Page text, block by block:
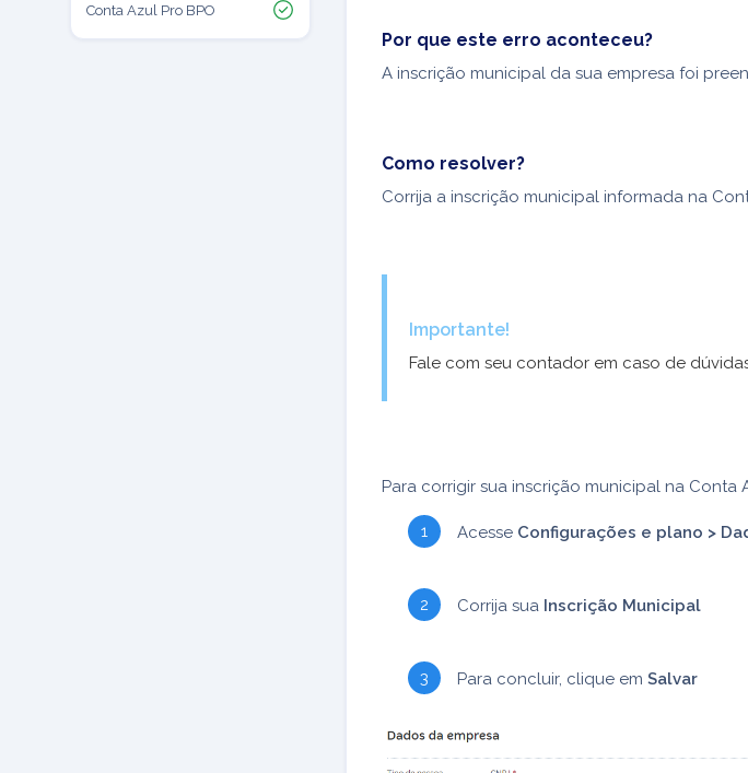
Conta Azul Pro BPO
Por que este erro aconteceu?
A inscrição municipal da sua empresa foi
Como resolver?
Corrija a inscrição municipal informada na
Importante!
Fale com seu contador em caso de
Para corrigir sua inscrição municipal na Conta
Acesse Configurações e plano >
Corrija sua Inscrição Municipal
Para concluir, clique em Salvar